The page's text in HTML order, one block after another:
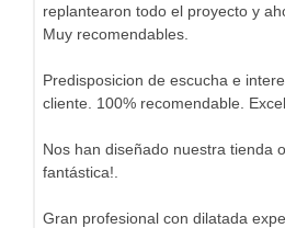
replantearon todo el proyecto y
Muy recomendables.
Predisposicion de escucha e
cliente. 100% recomendable.
Nos han diseñado nuestra tienda
fantástica!.
Gran profesional con dilatada